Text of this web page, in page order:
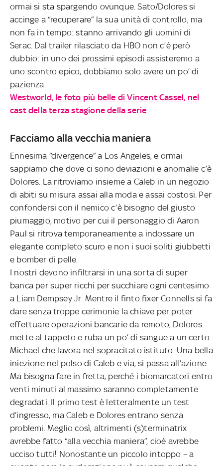
ormai si sta spargendo ovunque. Sato/Dolores si
accinge a “recuperare” la sua unità di controllo, ma
non fa in tempo: stanno arrivando gli uomini di
Serac. Dal trailer rilasciato da HBO non c’è però
dubbio: in uno dei prossimi episodi assisteremo a
uno scontro epico, dobbiamo solo avere un po’ di
pazienza.
Westworld, le foto più belle di Vincent Cassel, nel
cast della terza stagione della serie
Facciamo alla vecchia maniera
Ennesima “divergence” a Los Angeles, e ormai
sappiamo che dove ci sono deviazioni e anomalie c’è
Dolores. La ritroviamo insieme a Caleb in un negozio
di abiti su misura assai alla moda e assai costosi. Per
confondersi con il nemico c’è bisogno del giusto
piumaggio, motivo per cui il personaggio di Aaron
Paul si ritrova temporaneamente a indossare un
elegante completo scuro e non i suoi soliti giubbetti
e bomber di pelle.
I nostri devono infiltrarsi in una sorta di super
banca per super ricchi per succhiare ogni centesimo
a Liam Dempsey Jr. Mentre il finto fixer Connells si fa
dare senza troppe cerimonie la chiave per poter
effettuare operazioni bancarie da remoto, Dolores
mette al tappeto e ruba un po’ di sangue a un certo
Michael che lavora nel sopracitato istituto. Una bella
iniezione nel polso di Caleb e via, si passa all’azione.
Ma bisogna fare in fretta, perché i biomarcatori entro
venti minuti al massimo saranno completamente
degradati. Il primo test è letteralmente un test
d’ingresso, ma Caleb e Dolores entrano senza
problemi. Meglio così, altrimenti (s)terminatrix
avrebbe fatto “alla vecchia maniera”, cioè avrebbe
ucciso tutti! Nonostante un piccolo intoppo – a